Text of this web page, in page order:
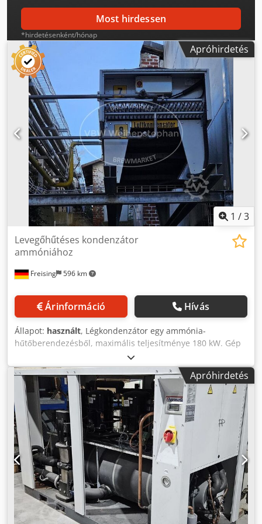
hőcserélő), és 2. párologtató (jéghűtő hőcserélő) Tömeg:
780 kg
Most hirdessen
*hirdetésenként/hónap
Apróhirdetés
1 /3
Freising 596 km
Levegőhűtéses kondenzátor
ammóniához
Árinformáció Hívás
Állapot: használt, Légkondenzátor egy ammónia-
hűtőberendezésből, maximális teljesítménye 180 kW. Gép
(kiegészítő): Hűtő. Ventilátoronkénti teljesítmény: 2 kW.
Elhelyezkedés / pozíció: Szabadtéri, helyszíni felszerelésre.
Alap konstrukció: Ház ventilátorokkal és hűtőkkel.
Felszereltség: 3 ventilátor, Alpin főkapcsoló. Crodpfx
Aoxzqtuemmsf
Apróhirdetés